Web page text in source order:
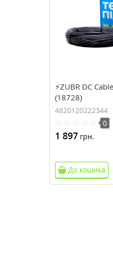
⚡ZUBR DC
(18728)
4820120222344
0
1 897 грн.
До кошика